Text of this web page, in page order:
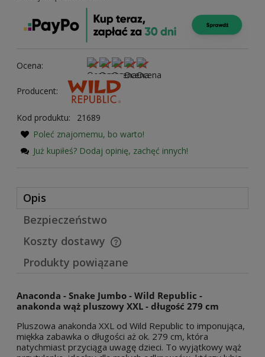
Ocena:
Producent:
Kod produktu:
21689
Poleć znajomemu, bo warto!
Już kupiłeś? Dodaj opinię, zachęć innych!
Opis
Bezpieczeństwo
Koszty dostawy
Cena nie zawiera ewentualnych kosztów płatności
Produkty powiązane
Anaconda - Snake Jumbo - Wild Republic -
anakonda wąż pluszowy XXL - długość 279 cm
Pluszowa anakonda XXL od Wild Republic to imponująca,
miękka zabawka o długości aż ok. 279 cm, która
natychmiast przyciąga uwagę dzieci. To wyjątkowy wąż